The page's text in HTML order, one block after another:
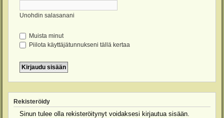
Unohdin salasanani
Muista minut
Piilota käyttäjätunnukseni tällä kertaa
Rekisteröidy
Sinun tulee olla rekisteröitynyt voidaksesi kirjautua sisään.